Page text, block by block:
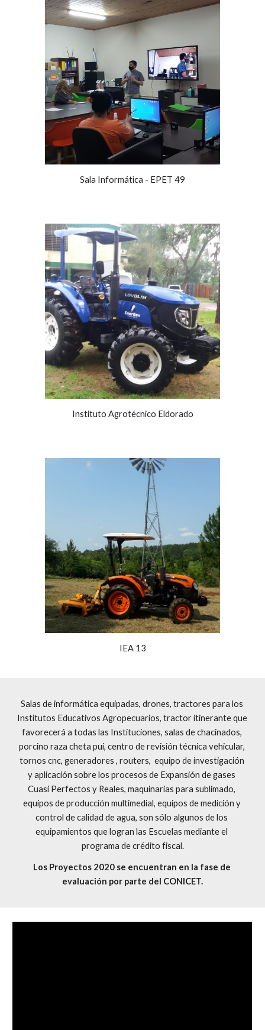
Sala Informática - EPET 49
Instituto Agrotécnico Eldorado
IEA 13
Salas de informática equipadas, drones, tractores para los
Institutos Educativos Agropecuarios, tractor itinerante que
favorecerá a todas las Instituciones, salas de chacinados,
porcino raza cheta pui, centro de revisión técnica vehicular,
tornos cnc, generadores , routers,  equipo de investigación
y aplicación sobre los procesos de Expansión de gases
Cuasi Perfectos y Reales, maquinarias para sublimado,
equipos de producción multimedial, equipos de medición y
control de calidad de agua, son sólo algunos de los
equipamientos que logran las Escuelas mediante el
programa de crédito fiscal.
Los Proyectos 2020 se encuentran en la fase de
evaluación por parte del CONICET.